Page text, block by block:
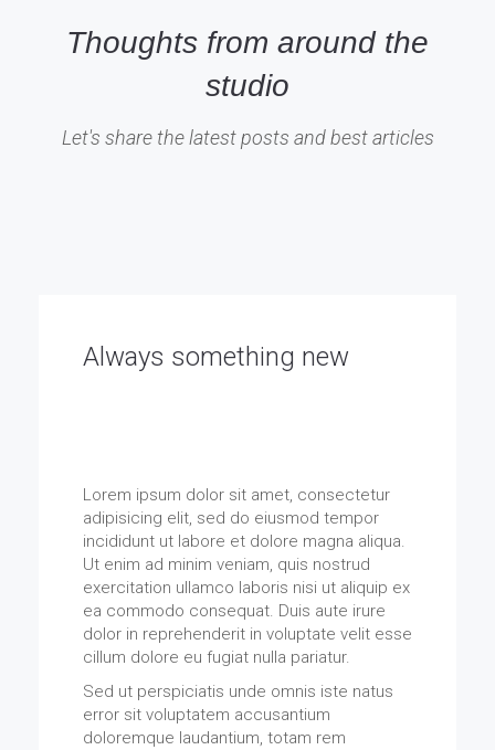
Thoughts from around the
studio
Let's share the latest posts and best articles
Always something new
Lorem ipsum dolor sit amet, consectetur
adipisicing elit, sed do eiusmod tempor
incididunt ut labore et dolore magna aliqua.
Ut enim ad minim veniam, quis nostrud
exercitation ullamco laboris nisi ut aliquip ex
ea commodo consequat. Duis aute irure
dolor in reprehenderit in voluptate velit esse
cillum dolore eu fugiat nulla pariatur.
Sed ut perspiciatis unde omnis iste natus
error sit voluptatem accusantium
doloremque laudantium, totam rem